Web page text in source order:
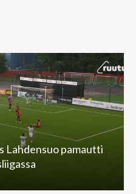
Lahdensuo pamautti